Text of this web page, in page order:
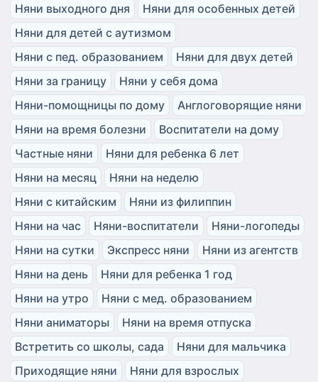
Няни выходного дня
Няни для особенных детей
Няни для детей с аутизмом
Няни с пед. образованием
Няни для двух детей
Няни за границу
Няни у себя дома
Няни-помощницы по дому
Англоговорящие няни
Няни на время болезни
Воспитатели на дому
Частные няни
Няни для ребенка 6 лет
Няни на месяц
Няни на неделю
Няни с китайским
Няни из филиппин
Няни на час
Няни-воспитатели
Няни-логопеды
Няни на сутки
Экспресс няни
Няни из агентств
Няни на день
Няни для ребенка 1 год
Няни на утро
Няни с мед. образованием
Няни аниматоры
Няни на время отпуска
Встретить со школы, сада
Няни для мальчика
Приходящие няни
Няни для взрослых